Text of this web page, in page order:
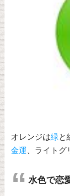
オレンジは緑と
金運、ライトグ
水色で恋